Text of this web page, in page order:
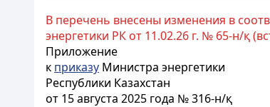
В перечень внесены изменения в
энергетики РК от 11.02.26 г. № 65-н/қ
Приложение
к приказу Министра энергетики
Республики Казахстан
от 15 августа 2025 года № 316-н/қ